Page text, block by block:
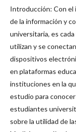
Introducción: Con el
de la información y
universitaria, es
utilizan y se
dispositivos
en plataformas
instituciones en la
estudio para
estudiantes
sobre la utilidad de